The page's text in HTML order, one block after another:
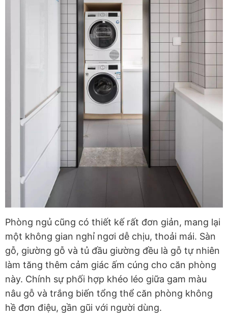
Phòng ngủ cũng có thiết kế rất đơn giản, mang lại
một không gian nghỉ ngơi dễ chịu, thoải mái. Sàn
gỗ, giường gỗ và tủ đầu giường đều là gỗ tự nhiên
làm tăng thêm cảm giác ấm cúng cho căn phòng
này. Chính sự phối hợp khéo léo giữa gam màu
nâu gỗ và trắng biến tổng thể căn phòng không
hề đơn điệu, gần gũi với người dùng.